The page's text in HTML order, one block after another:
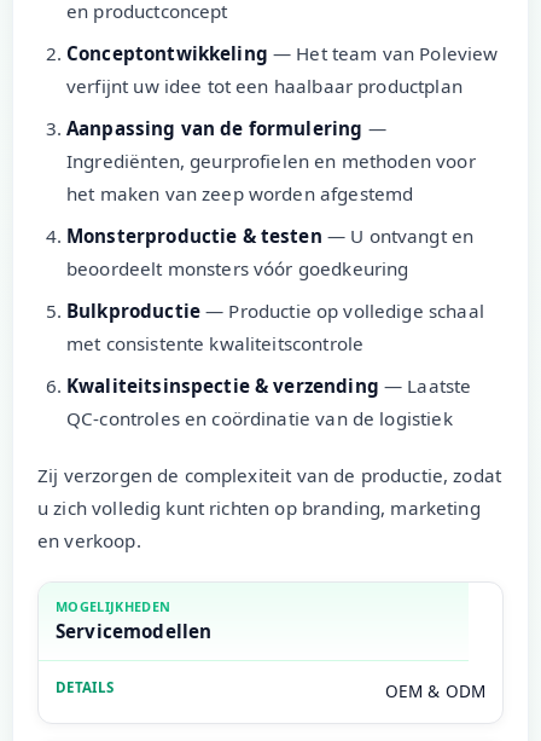
en productconcept
Conceptontwikkeling — Het team van Poleview
verfijnt uw idee tot een haalbaar productplan
Aanpassing van de formulering —
Ingrediënten, geurprofielen en methoden voor
het maken van zeep worden afgestemd
Monsterproductie & testen — U ontvangt en
beoordeelt monsters vóór goedkeuring
Bulkproductie— Productie op volledige schaal
met consistente kwaliteitscontrole
Kwaliteitsinspectie & verzending — Laatste
QC-controles en coördinatie van de logistiek
Zij verzorgen de complexiteit van de productie, zodat
u zich volledig kunt richten op branding, marketing
en verkoop.
Servicemodellen
OEM & ODM